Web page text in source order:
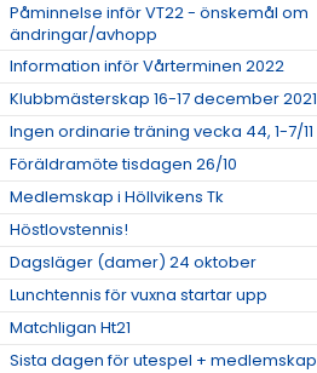
Påminnelse inför VT22 - önskemål om
ändringar/avhopp
Information inför Vårterminen 2022
Klubbmästerskap 16-17 december 2021
Ingen ordinarie träning vecka 44, 1-7/11
Föräldramöte tisdagen 26/10
Medlemskap i Höllvikens Tk
Höstlovstennis!
Dagsläger (damer) 24 oktober
Lunchtennis för vuxna startar upp
Matchligan Ht21
Sista dagen för utespel + medlemskap